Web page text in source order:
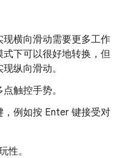
横向滑动需要更多工作
下可以很好地转换，但
纵向滑动。
触控手势。
例如按 Enter 键接受对
性。